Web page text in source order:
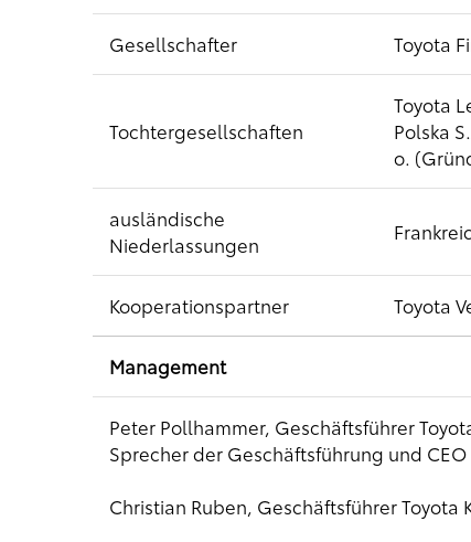
Gesellschafter Toyota
Tochtergesellschaften
Toyota
Polska
o.
ausländische
Niederlassungen
Kooperationspartner Toyota
Management
Peter Pollhammer, Geschäftsführer
Sprecher der Geschäftsführung und CEO
Christian Ruben, Geschäftsführer